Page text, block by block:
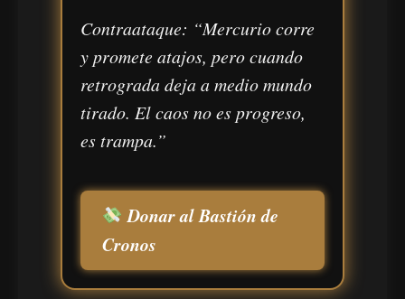
Contraataque: “Mercurio corre
y promete atajos, pero cuando
retrograda deja a medio mundo
tirado. El caos no es progreso,
es trampa.”
Donar al Bastión de
Cronos